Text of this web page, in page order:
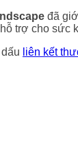
đã
trợ cho sức
liên kết